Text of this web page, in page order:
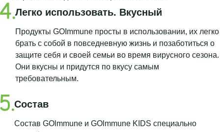
Легко использовать. Вкусный
Продукты GOImmune просты в использовании, их легко
брать с собой в повседневную жизнь и позаботиться о
защите себя и своей семьи во время вирусного сезона.
Они вкусны и придутся по вкусу самым
требовательным.
Состав
Состав GOlmmune и GOlmmune KIDS специально